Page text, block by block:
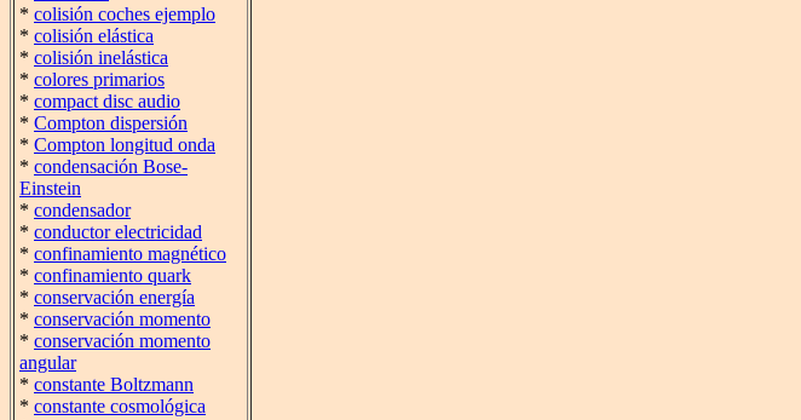
* colisión coches ejemplo
* colisión elástica
* colisión inelástica
* colores primarios
* compact disc audio
* Compton dispersión
* Compton longitud onda
* condensación Bose-
Einstein
* condensador
* conductor electricidad
* confinamiento magnético
* confinamiento quark
* conservación energía
* conservación momento
* conservación momento
angular
* constante Boltzmann
* constante cosmológica